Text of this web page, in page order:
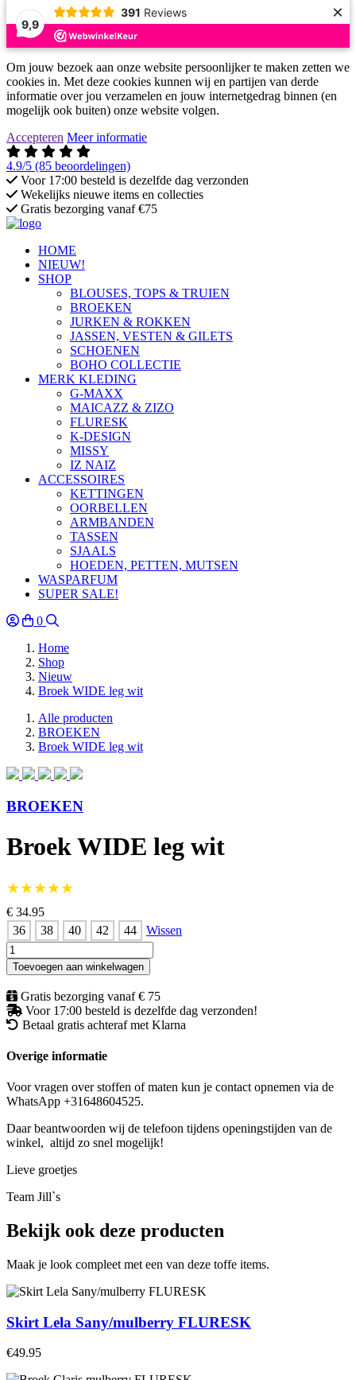
9,9
391 Reviews ×
Om jouw bezoek aan onze website persoonlijker te maken zetten we
cookies in. Met deze cookies kunnen wij en partijen van derde
informatie over jou verzamelen en jouw internetgedrag binnen (en
mogelijk ook buiten) onze website volgen.
Accepteren Meer informatie
4.9/5 (85 beoordelingen)
Voor 17:00 besteld is dezelfde dag verzonden
Wekelijks nieuwe items en collecties
Gratis bezorging vanaf €75
HOME
NIEUW!
SHOP
BLOUSES, TOPS & TRUIEN
BROEKEN
JURKEN & ROKKEN
JASSEN, VESTEN & GILETS
SCHOENEN
BOHO COLLECTIE
MERK KLEDING
G-MAXX
MAICAZZ & ZIZO
FLURESK
K-DESIGN
MISSY
IZ NAIZ
ACCESSOIRES
KETTINGEN
OORBELLEN
ARMBANDEN
TASSEN
SJAALS
HOEDEN, PETTEN, MUTSEN
WASPARFUM
SUPER SALE!
0
Home
Shop
Nieuw
Broek WIDE leg wit
Alle producten
BROEKEN
Broek WIDE leg wit
BROEKEN
Broek WIDE leg wit
★★★★★
€ 34.95
36
38 40 42 44
Wissen
Broek
WIDE
leg
wit
aantal
Toevoegen aan winkelwagen
Gratis bezorging vanaf € 75
Voor 17:00 besteld is dezelfde dag verzonden!
Betaal gratis achteraf met Klarna
Overige informatie
Voor vragen over stoffen of maten kun je contact opnemen via de
WhatsApp +31648604525.
Daar beantwoorden wij de telefoon tijdens openingstijden van de
winkel, altijd zo snel mogelijk!
Lieve groetjes
Team Jill`s
Bekijk ook deze producten
Maak je look compleet met een van deze toffe items.
Skirt Lela Sany/mulberry FLURESK
€49.95